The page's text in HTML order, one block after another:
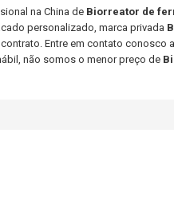
na China de Biorreator de
personalizado, marca privada
Entre em contato conosco
não somos o menor preço de